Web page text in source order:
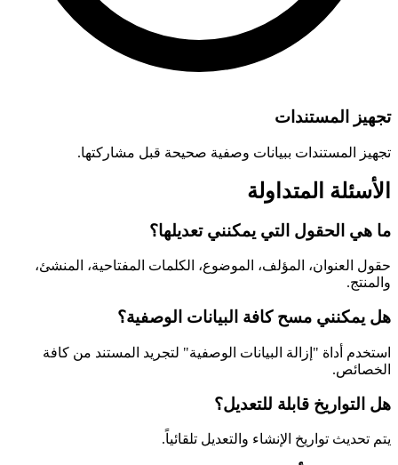
تجهيز المستندات
تجهيز المستندات ببيانات وصفية صحيحة قبل مشاركتها.
الأسئلة المتداولة
ما هي الحقول التي يمكنني تعديلها؟
حقول العنوان، المؤلف، الموضوع، الكلمات المفتاحية، المنشئ،
والمنتج.
هل يمكنني مسح كافة البيانات الوصفية؟
استخدم أداة "إزالة البيانات الوصفية" لتجريد المستند من كافة
الخصائص.
هل التواريخ قابلة للتعديل؟
يتم تحديث تواريخ الإنشاء والتعديل تلقائياً.